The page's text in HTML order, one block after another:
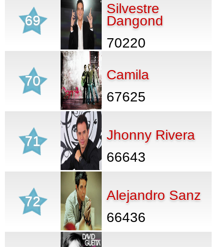
69
Silvestre
Dangond
70220
70
Camila
67625
71
Jhonny Rivera
66643
72
Alejandro Sanz
66436